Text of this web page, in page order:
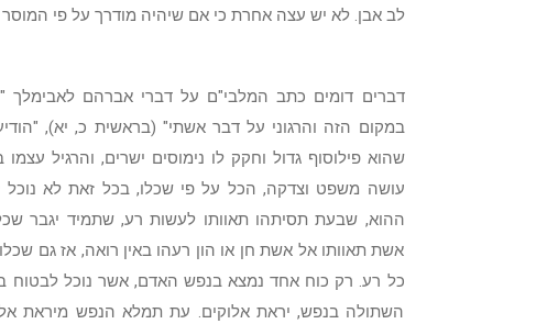
לב אבן. לא יש עצה אחרת כי אם שיהיה מודרך על פי המוסר
דברים דומים כתב המלבי"ם על דברי אברהם לאבימלך
במקום הזה והרגוני על דבר אשתי" (בראשית כ, יא),
שהוא פילוסוף גדול וחקק לו נימוסים ישרים, והרגיל
עושה משפט וצדקה, הכל על פי שכלו, בכל זאת לא
ההוא, שבעת תסיתהו תאוותו לעשות רע, שתמיד יגבר
אשת תאוותו אל אשת חן או הון רעהו באין רואה, אז גם
כל רע. רק כוח אחד נמצא בנפש האדם, אשר נוכל לבטוח
השתולה בנפש, יראת אלוקים. עת תמלא הנפש מיראת